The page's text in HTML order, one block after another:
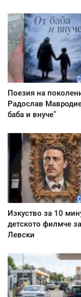
Поезия на
Радослав
баба и внуче"
Изкуство за 10
детското филмче
Левски